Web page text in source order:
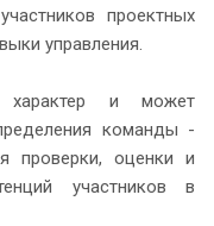
проектных
управления.
характер и может
команды -
проверки, оценки и
участников в